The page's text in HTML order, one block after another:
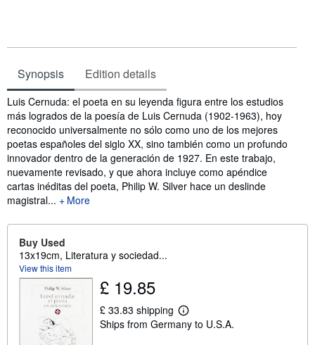
Synopsis Edition details
Synopsis
Luis Cernuda: el poeta en su leyenda figura entre los estudios
más logrados de la poesía de Luis Cernuda (1902-1963), hoy
reconocido universalmente no sólo como uno de los mejores
poetas españoles del siglo XX, sino también como un profundo
innovador dentro de la generación de 1927. En este trabajo,
nuevamente revisado, y que ahora incluye como apéndice
cartas inéditas del poeta, Philip W. Silver hace un deslinde
magistral...
More
Buy Used
13x19cm, Literatura y sociedad...
View this item
£ 19.85
£ 33.83 shipping
L
e
Ships from Germany to U.S.A.